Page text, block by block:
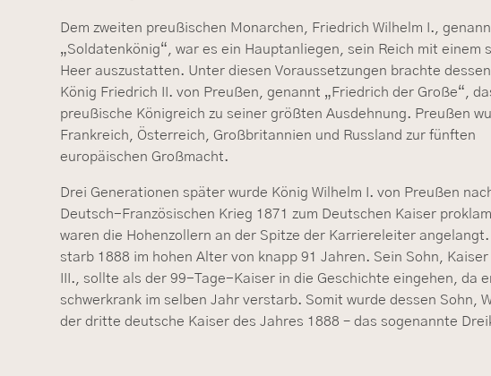
Dem zweiten preußischen Monarchen, Friedrich Wilhelm I.,
„Soldatenkönig“, war es ein Hauptanliegen, sein Reich mit einem
Heer auszustatten. Unter diesen Voraussetzungen brachte dessen
König Friedrich II. von Preußen, genannt „Friedrich der Große“,
preußische Königreich zu seiner größten Ausdehnung. Preußen
Frankreich, Österreich, Großbritannien und Russland zur fünften
europäischen Großmacht.
Drei Generationen später wurde König Wilhelm I. von Preußen
Deutsch-Französischen Krieg 1871 zum Deutschen Kaiser
waren die Hohenzollern an der Spitze der Karriereleiter angelangt.
starb 1888 im hohen Alter von knapp 91 Jahren. Sein Sohn,
III., sollte als der 99-Tage-Kaiser in die Geschichte eingehen, da
schwerkrank im selben Jahr verstarb. Somit wurde dessen Sohn,
der dritte deutsche Kaiser des Jahres 1888 – das sogenannte